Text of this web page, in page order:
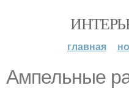
главная
Ампельные